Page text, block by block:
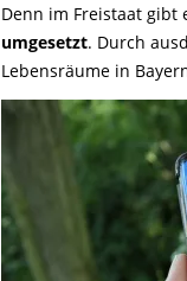
Denn im Freistaat gibt
umgesetzt. Durch
Lebensräume in